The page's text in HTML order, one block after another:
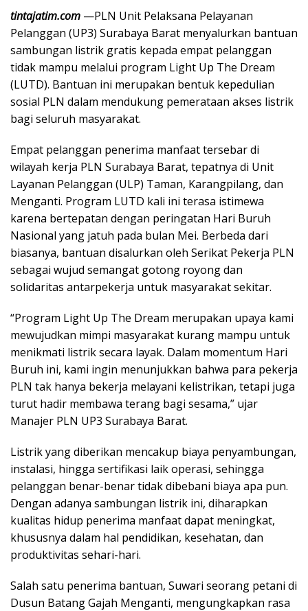
tintajatim.com —PLN Unit Pelaksana Pelayanan
Pelanggan (UP3) Surabaya Barat menyalurkan bantuan
sambungan listrik gratis kepada empat pelanggan
tidak mampu melalui program Light Up The Dream
(LUTD). Bantuan ini merupakan bentuk kepedulian
sosial PLN dalam mendukung pemerataan akses listrik
bagi seluruh masyarakat.
Empat pelanggan penerima manfaat tersebar di
wilayah kerja PLN Surabaya Barat, tepatnya di Unit
Layanan Pelanggan (ULP) Taman, Karangpilang, dan
Menganti. Program LUTD kali ini terasa istimewa
karena bertepatan dengan peringatan Hari Buruh
Nasional yang jatuh pada bulan Mei. Berbeda dari
biasanya, bantuan disalurkan oleh Serikat Pekerja PLN
sebagai wujud semangat gotong royong dan
solidaritas antarpekerja untuk masyarakat sekitar.
“Program Light Up The Dream merupakan upaya kami
mewujudkan mimpi masyarakat kurang mampu untuk
menikmati listrik secara layak. Dalam momentum Hari
Buruh ini, kami ingin menunjukkan bahwa para pekerja
PLN tak hanya bekerja melayani kelistrikan, tetapi juga
turut hadir membawa terang bagi sesama,” ujar
Manajer PLN UP3 Surabaya Barat.
Listrik yang diberikan mencakup biaya penyambungan,
instalasi, hingga sertifikasi laik operasi, sehingga
pelanggan benar-benar tidak dibebani biaya apa pun.
Dengan adanya sambungan listrik ini, diharapkan
kualitas hidup penerima manfaat dapat meningkat,
khususnya dalam hal pendidikan, kesehatan, dan
produktivitas sehari-hari.
Salah satu penerima bantuan, Suwari seorang petani di
Dusun Batang Gajah Menganti, mengungkapkan rasa